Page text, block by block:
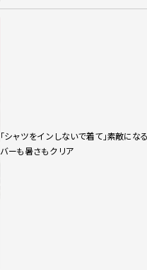
「シャツをインしないで着て」素敵にな
バーも暑さもクリア